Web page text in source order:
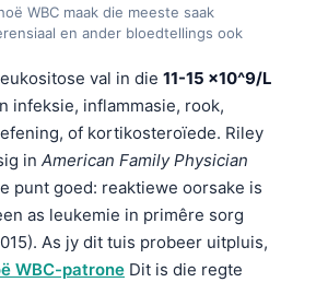
WBC maak die meeste saak
en ander bloedtellings ook
val in die 11-15 x10^9/L
infeksie, inflammasie, rook,
of kortikosteroïede. Riley
in American Family Physician
punt goed: reaktiewe oorsake is
as leukemie in primêre sorg
As jy dit tuis probeer uitpluis,
WBC-patrone Dit is die regte